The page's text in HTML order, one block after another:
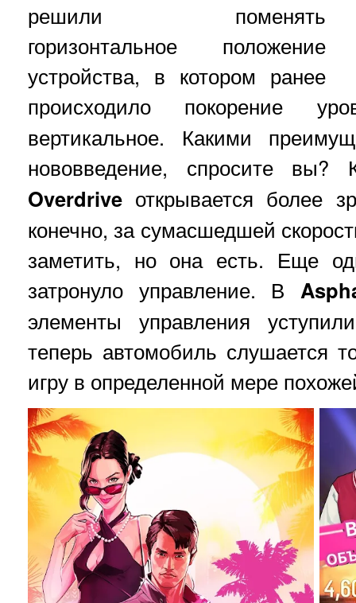
решили поменять
горизонтальное положение
устройства, в котором ранее
происходило покорение
вертикальное. Какими
нововведение, спросите
Overdrive открывается более
конечно, за сумасшедшей
заметить, но она есть. Еще
затронуло управление. В
элементы управления
теперь автомобиль слушается
игру в определенной мере